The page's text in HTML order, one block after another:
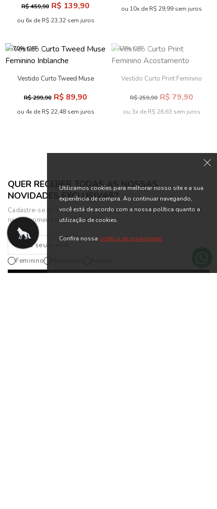
R$ 459,90 R$ 139,90
ou 6x de R$ 23,32 sem juros
ou 10x de R$ 29,99 sem juros
-70% OFF
Vestido Curto Tweed Muse
R$ 299,90 R$ 89,90
ou 4x de R$ 22,48 sem juros
-69% OFF
Vestido Curto Print Feminino
R$ 259,90 R$ 79,90
ou 3x de R$ 26,63 sem juros
Utilizamos cookies para melhorar nosso site e a sua
experiência de compra. Ao continuar navegando,
você está de acordo com a nossa política quanto a
utilização de cookies.
Confira nossa política de privacidade